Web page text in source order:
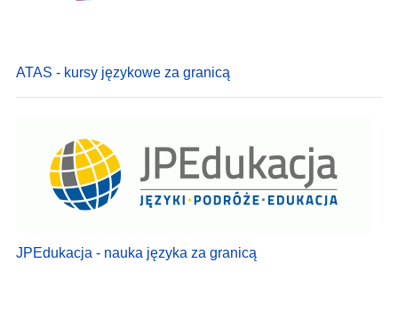
ATAS - kursy językowe za granicą
JPEdukacja - nauka języka za granicą